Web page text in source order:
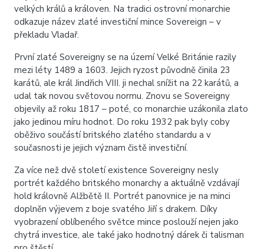
velkých králů a královen. Na tradici ostrovní monarchie
odkazuje název zlaté investiční mince Sovereign – v
překladu Vladař.
První zlaté Sovereigny se na území Velké Británie razily
mezi léty 1489 a 1603. Jejich ryzost původně činila 23
karátů, ale král Jindřich VIII. ji nechal snížit na 22 karátů, a
udal tak novou světovou normu. Znovu se Sovereigny
objevily až roku 1817 – poté, co monarchie uzákonila zlato
jako jedinou míru hodnot. Do roku 1932 pak byly coby
oběživo součástí britského zlatého standardu a v
současnosti je jejich význam čistě investiční.
Za více než dvě století existence Sovereigny nesly
portrét každého britského monarchy a aktuálně vzdávají
hold královně Alžbětě II. Portrét panovnice je na minci
doplněn výjevem z boje svatého Jiří s drakem. Díky
vyobrazení oblíbeného světce mince poslouží nejen jako
chytrá investice, ale také jako hodnotný dárek či talisman